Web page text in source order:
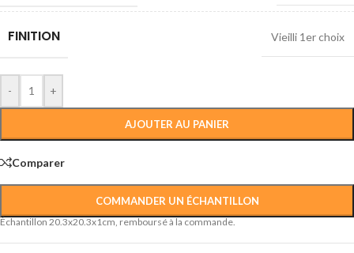
FINITION Vieilli 1er choix
- +
AJOUTER AU PANIER
Comparer
COMMANDER UN ÉCHANTILLON
Échantillon 20.3x20.3x1cm, remboursé à la commande.